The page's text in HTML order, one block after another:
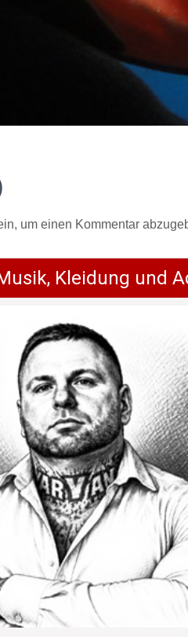
um einen Kommentar
Kleidung und